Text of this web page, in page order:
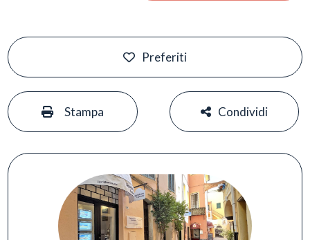
Preferiti
Stampa Condividi